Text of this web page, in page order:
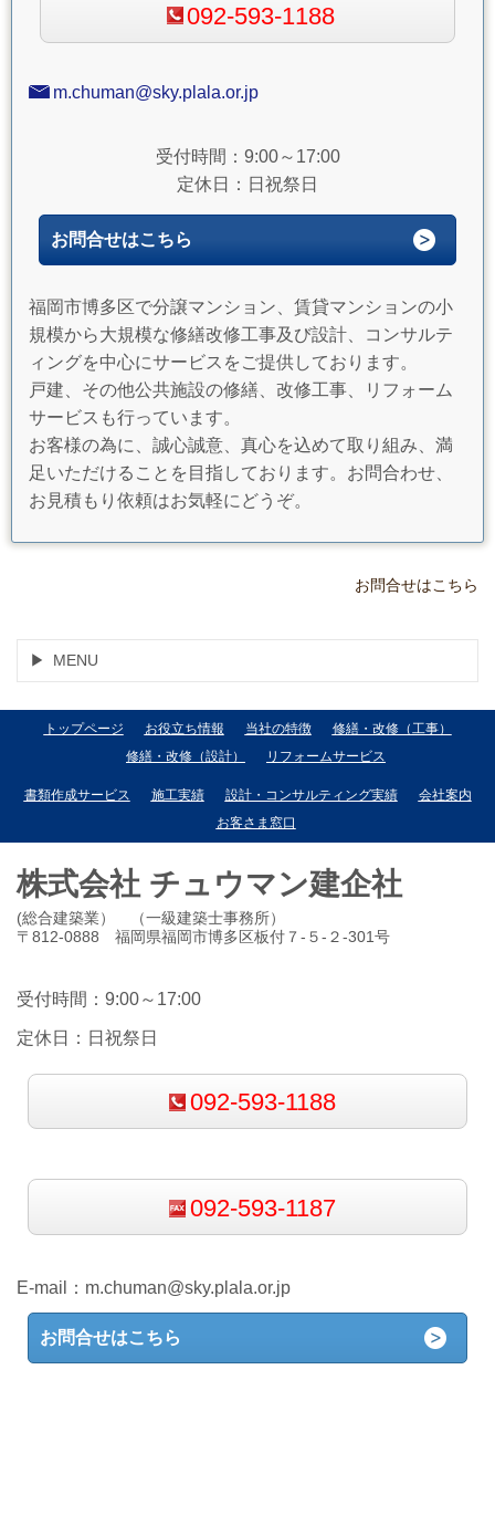
092-593-1188
m.chuman@sky.plala.or.jp
受付時間：9:00～17:00
定休日：日祝祭日
お問合せはこちら
福岡市博多区で分譲マンション、賃貸マンションの小
規模から大規模な修繕改修工事及び設計、コンサルテ
ィングを中心にサービスをご提供しております。
戸建、その他公共施設の修繕、改修工事、リフォーム
サービスも行っています。
お客様の為に、誠心誠意、真心を込めて取り組み、満
足いただけることを目指しております。お問合わせ、
お見積もり依頼はお気軽にどうぞ。
お問合せはこちら
MENU
トップページ お役立ち情報 当社の特徴
修繕・改修（工事）
修繕・改修（設計）
リフォームサービス
書類作成サービス 施工実績 設計・コンサルティング実績
会社案内
お客さま窓口
株式会社 チュウマン建企社
(総合建築業） （一級建築士事務所）
〒812-0888 福岡県福岡市博多区板付７-５-２-301号
受付時間：9:00～17:00
定休日：日祝祭日
092-593-1188
092-593-1187
E-mail： m.chuman@sky.plala.or.jp
お問合せはこちら